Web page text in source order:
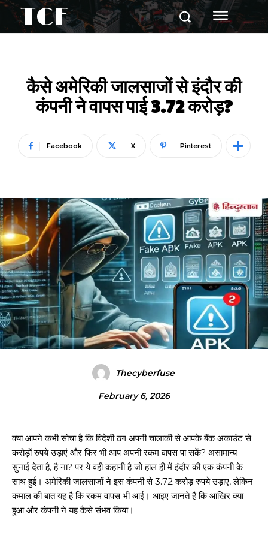
TCF
कैसे अमेरिकी जालसाजों से इंदौर की
कंपनी ने वापस पाई 3.72 करोड़?
Facebook X Pinterest
Thecyberfuse
February 6, 2026
क्या आपने कभी सोचा है कि विदेशी ठग अपनी चालाकी से आपके बैंक अकाउंट से
करोड़ों रुपये उड़ाएं और फिर भी आप अपनी रकम वापस पा सकें? असामान्य
सुनाई देता है, है ना? पर ये वही कहानी है जो हाल ही में इंदौर की एक कंपनी के
साथ हुई। अमेरिकी जालसाजों ने इस कंपनी से 3.72 करोड़ रुपये उड़ाए, लेकिन
कमाल की बात यह है कि रकम वापस भी आई। आइए जानते हैं कि आखिर क्या
हुआ और कंपनी ने यह कैसे संभव किया।